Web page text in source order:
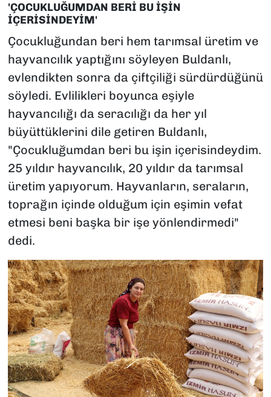
'ÇOCUKLUĞUMDAN BERİ BU İŞİN
İÇERİSİNDEYİM'
Çocukluğundan beri hem tarımsal üretim ve
hayvancılık yaptığını söyleyen Buldanlı,
evlendikten sonra da çiftçiliği sürdürdüğünü
söyledi. Evlilikleri boyunca eşiyle
hayvancılığı da seracılığı da her yıl
büyüttüklerini dile getiren Buldanlı,
"Çocukluğumdan beri bu işin içerisindeydim.
25 yıldır hayvancılık, 20 yıldır da tarımsal
üretim yapıyorum. Hayvanların, seraların,
toprağın içinde olduğum için eşimin vefat
etmesi beni başka bir işe yönlendirmedi"
dedi.